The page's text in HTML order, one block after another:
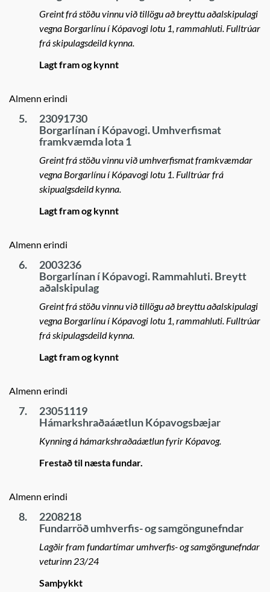
Greint frá stöðu vinnu við tillögu að breyttu aðalskipulagi
vegna Borgarlínu í Kópavogi lotu 1, rammahluti. Fulltrúar
frá skipulagsdeild kynna.
Lagt fram og kynnt
Almenn erindi
5.
23091730
Borgarlínan í Kópavogi. Umhverfismat
framkvæmda lota 1
Greint frá stöðu vinnu við umhverfismat framkvæmdar
vegna Borgarlínu í Kópavogi lotu 1. Fulltrúar frá
skipualgsdeild kynna.
Lagt fram og kynnt
Almenn erindi
6.
2003236
Borgarlínan í Kópavogi. Rammahluti. Breytt
aðalskipulag
Greint frá stöðu vinnu við tillögu að breyttu aðalskipulagi
vegna Borgarlínu í Kópavogi lotu 1, rammahluti. Fulltrúar
frá skipulagsdeild kynna.
Lagt fram og kynnt
Almenn erindi
7.
23051119
Hámarkshraðaáætlun Kópavogsbæjar
Kynning á hámarkshraðaáætlun fyrir Kópavog.
Frestað til næsta fundar.
Almenn erindi
8.
2208218
Fundarröð umhverfis- og samgöngunefndar
Lagðir fram fundartímar umhverfis- og samgöngunefndar
veturinn 23/24
Samþykkt